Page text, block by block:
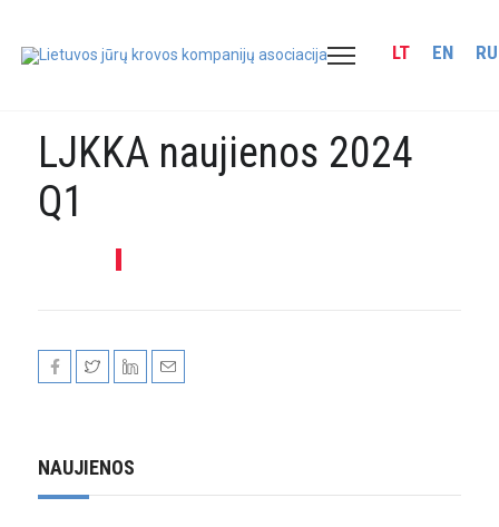
LT EN RU
LJKKA naujienos 2024
Q1
NAUJIENOS